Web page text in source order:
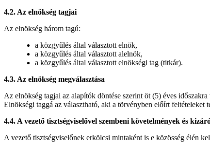
4.2. Az elnökség tagjai
Az elnökség három tagú:
a közgyűlés által választott elnök,
a közgyűlés által választott alelnök,
a közgyűlés által választott elnökségi tag (titkár).
4.3. Az elnökség megválasztása
Az elnökség tagjai az alapítók döntése szerint öt (5) éves időszakra
Elnökségi taggá az választható, aki a törvényben előírt
4.4. A vezető tisztségviselővel szembeni követelmények és
A vezető tisztségviselőnek erkölcsi mintaként is e közösség élén